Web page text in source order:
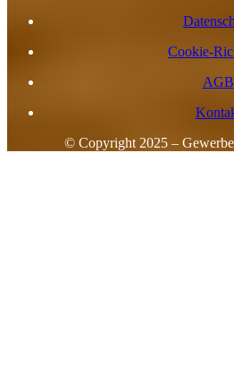
Cookie-
AGB
© Copyright 2025 –